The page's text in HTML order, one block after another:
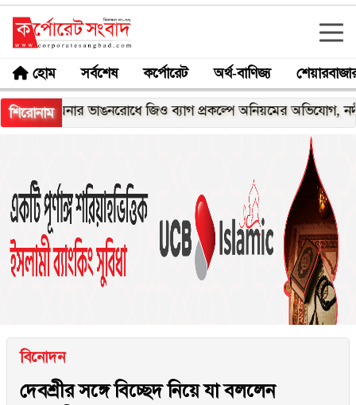
হোম সর্বশেষ কর্পোরেট অর্থ-বাণিজ্য
শিরোনামভাঙনরোধে জিও ব্যাগ প্রকল্পে অনিয়মের অভিযোগ, নদীরকূলে
বিনোদন
দেবশ্রীর সঙ্গে বিচ্ছেদ নিয়ে যা বললেন